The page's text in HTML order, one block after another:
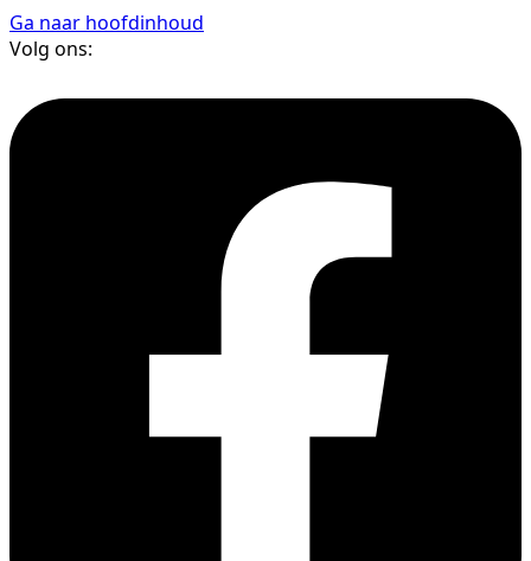
Ga naar hoofdinhoud
Volg ons: